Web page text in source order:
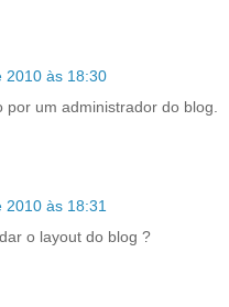
2010 às 18:30
por um administrador do blog.
2010 às 18:31
o layout do blog ?